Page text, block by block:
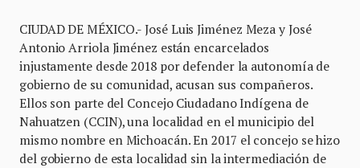
CIUDAD DE MÉXICO.- José Luis Jiménez Meza y José
Antonio Arriola Jiménez están encarcelados
injustamente desde 2018 por defender la autonomía de
gobierno de su comunidad, acusan sus compañeros.
Ellos son parte del Concejo Ciudadano Indígena de
Nahuatzen (CCIN), una localidad en el municipio del
mismo nombre en Michoacán. En 2017 el concejo se hizo
del gobierno de esta localidad sin la intermediación de